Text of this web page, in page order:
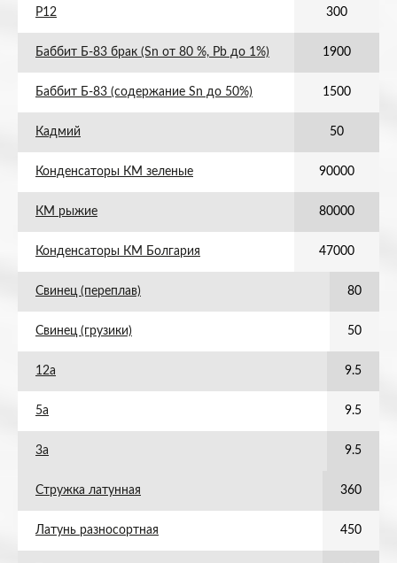
Р12 300
Баббит Б-83 брак (Sn от 80 %, Pb до 1%) 1900
Баббит Б-83 (содержание Sn до 50%) 1500
Кадмий 50
Конденсаторы КМ зеленые 90000
КМ рыжие 80000
Конденсаторы КМ Болгария 47000
Свинец (переплав) 80
Свинец (грузики) 50
12а 9.5
5а 9.5
3а 9.5
Стружка латунная 360
Латунь разносортная 450